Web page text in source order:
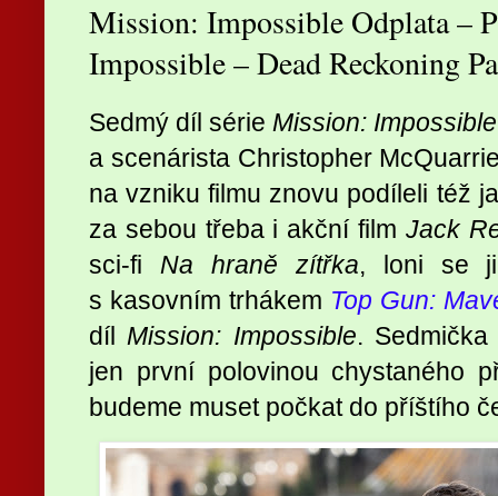
Mission: Impossible Odplata –
Impossible – Dead Reckoning
Sedmý díl série Mission: Impossible
a scenárista Christopher
na vzniku filmu znovu podíleli též
za sebou třeba i akční film Jack
sci-fi Na hraně zítřka, loni se
s kasovním trhákem Top Gun:
díl Mission: Impossible.
jen první polovinou chystaného
budeme muset počkat do příštího